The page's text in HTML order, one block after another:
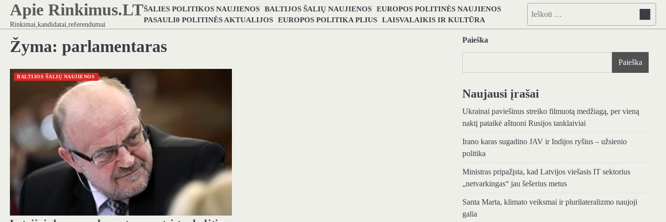
Skip
content
Apie Rinkimus.LT
Rinkimai,kandidatai,referendumai
ŠALIES POLITIKOS NAUJIENOS BALTIJOS ŠALIŲ NAUJIENOS EUROPOS POLITINĖS NAUJIENOS
PASAULI0 POLITINĖS AKTUALIJOS EUROPOS POLITIKA PLIUS LAISVALAIKIS IR KULTŪRA
Ieškoti:
Žyma: parlamentaras
BALTIJOS ŠALIŲ NAUJIENOS
Paieška
Paieška
Naujausi įrašai
Ukrainai paviešinus streiko filmuotą medžiagą, per vieną
naktį pataikė aštuoni Rusijos tanklaiviai
Irano karas sugadino JAV ir Indijos ryšius – užsienio
politika
Ministras pripažįsta, kad Latvijos viešasis IT sektorius
„netvarkingas“ jau šešerius metus
Santa Marta, klimato veiksmai ir plurilateralizmo naujoji
galia